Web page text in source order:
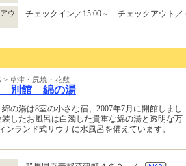
ウ
チェックイン／15:00～ チェックアウト／
> 草津・尻焼・花敷
別館 綿の湯
の湯は8室の小さな宿、2007年7月に開館しまし
装したお風呂は白濁した貴重な綿の湯と透明な万
ンランド式サウナに水風呂を備えています。